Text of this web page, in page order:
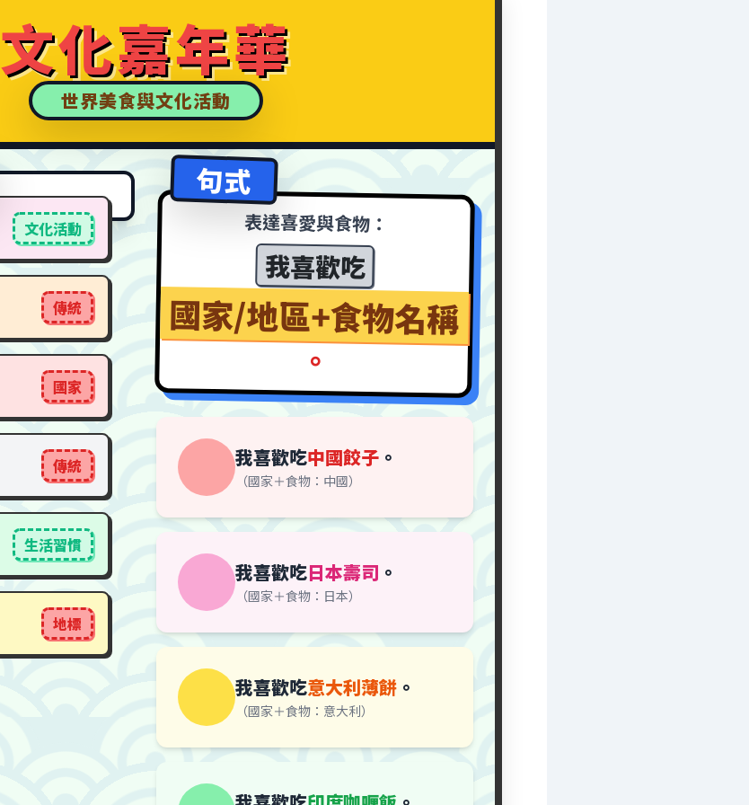
文化嘉年華
世界美食與文化活動
文化活動
傳統
國家
傳統
生活習慣
地標
句式
表達喜愛與食物：
我喜歡吃
國家/地區+食物名稱
。
我喜歡吃中國餃子 。
（國家＋食物：中國）
我喜歡吃日本壽司 。
（國家＋食物：日本）
我喜歡吃意大利薄餅 。
（國家＋食物：意大利）